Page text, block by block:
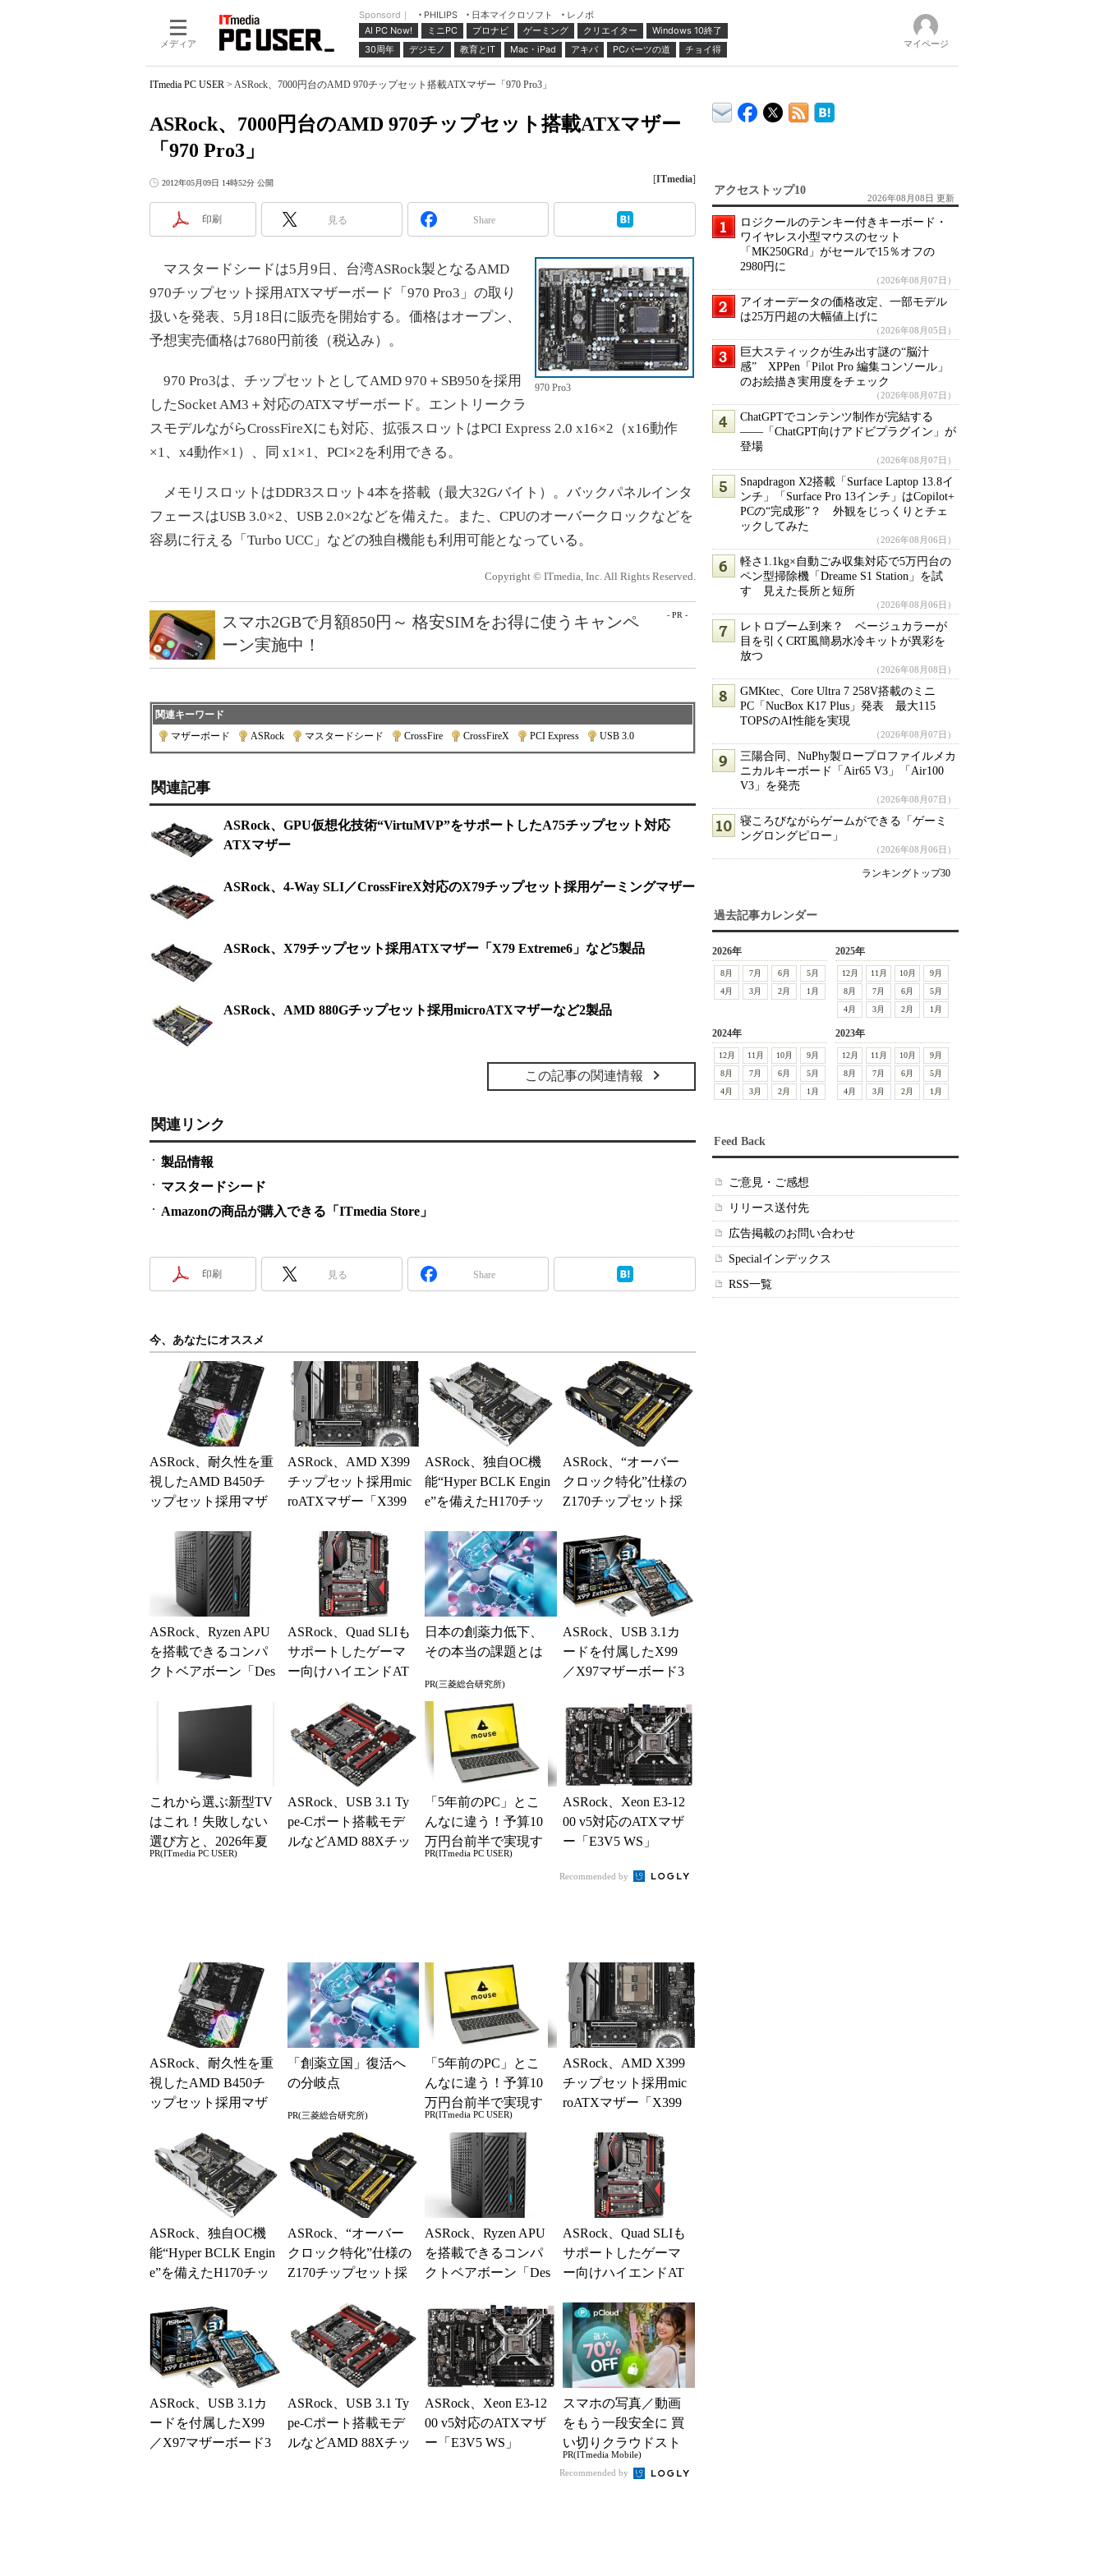
メディア
Sponsord｜ PHILIPS 日本マイクロソフト
レノボ
AI PC Now!
ミニPC プロナビ ゲーミング クリエイター
Windows 10終了
30周年
デジモノ 教育とIT Mac・iPad アキバ PCパーツの道 チョイ得 マイページ
ITmedia PC USER > ASRock、7000円台のAMD 970チップセット搭載ATXマザー「970 Pro3」
ASRock、7000円台のAMD 970チップセット搭載ATXマザー
「970 Pro3」
2012年05月09日 14時52分 公開 [ITmedia]
印刷 見る Share
970 Pro3
マスタードシードは5月9日、台湾ASRock製となるAMD
970チップセット採用ATXマザーボード「970 Pro3」の取り
扱いを発表、5月18日に販売を開始する。価格はオープン、
予想実売価格は7680円前後（税込み）。
970 Pro3は、チップセットとしてAMD 970＋SB950を採用
したSocket AM3＋対応のATXマザーボード。エントリークラ
スモデルながらCrossFireXにも対応、拡張スロットはPCI Express 2.0 x16×2（x16動作
×1、x4動作×1）、同 x1×1、PCI×2を利用できる。
メモリスロットはDDR3スロット4本を搭載（最大32Gバイト）。バックパネルインタ
フェースはUSB 3.0×2、USB 2.0×2などを備えた。また、CPUのオーバークロックなどを
容易に行える「Turbo UCC」などの独自機能も利用可能となっている。
Copyright © ITmedia, Inc. All Rights Reserved.
- PR -
スマホ2GBで月額850円～ 格安SIMをお得に使うキャンペ
ーン実施中！
関連キーワード
マザーボード
ASRock マスタードシード CrossFire CrossFireX PCI Express USB 3.0
関連記事
ASRock、GPU仮想化技術“VirtuMVP”をサポートしたA75チップセット対応
ATXマザー
ASRock、4-Way SLI／CrossFireX対応のX79チップセット採用ゲーミングマザー
ASRock、X79チップセット採用ATXマザー「X79 Extreme6」など5製品
ASRock、AMD 880Gチップセット採用microATXマザーなど2製品
この記事の関連情報
関連リンク
製品情報
マスタードシード
Amazonの商品が購入できる「ITmedia Store」
印刷 見る Share
今、あなたにオススメ
ASRock、耐久性を重
視したAMD B450チ
ップセット採用マザ
ASRock、AMD X399
チップセット採用mic
roATXマザー「X399
ASRock、独自OC機
能“Hyper BCLK Engin
e”を備えたH170チッ
ASRock、“オーバー
クロック特化”仕様の
Z170チップセット採
170...
ASRock、Ryzen APU
を搭載できるコンパ
クトベアボーン「Des
ASRock、Quad SLIも
サポートしたゲーマ
ー向けハイエンドAT
日本の創薬力低下、
その本当の課題とは
PR(三菱総合研究所)
ASRock、USB 3.1カ
ードを付属したX99
／X97マザーボード3
これから選ぶ新型TV
はこれ！失敗しない
選び方と、2026年夏
の一押しモデル
PR(ITmedia PC USER)
ASRock、USB 3.1 Ty
pe-Cポート搭載モデ
ルなどAMD 88Xチッ
「5年前のPC」とこ
んなに違う！予算10
万円台前半で実現す
る快適PCライフ
PR(ITmedia PC USER)
ASRock、Xeon E3-12
00 v5対応のATXマザ
ー「E3V5 WS」
Recommended by
ASRock、耐久性を重
視したAMD B450チ
ップセット採用マザ
「創薬立国」復活へ
の分岐点
PR(三菱総合研究所)
「5年前のPC」とこ
んなに違う！予算10
万円台前半で実現す
る快適PCライフ
PR(ITmedia PC USER)
ASRock、AMD X399
チップセット採用mic
roATXマザー「X399
ASRock、独自OC機
能“Hyper BCLK Engin
e”を備えたH170チッ
ASRock、“オーバー
クロック特化”仕様の
Z170チップセット採
ASRock、Ryzen APU
を搭載できるコンパ
クトベアボーン「Des
ASRock、Quad SLIも
サポートしたゲーマ
ー向けハイエンドAT
ASRock、USB 3.1カ
ードを付属したX99
／X97マザーボード3
ASRock、USB 3.1 Ty
pe-Cポート搭載モデ
ルなどAMD 88Xチッ
ASRock、Xeon E3-12
00 v5対応のATXマザ
ー「E3V5 WS」
スマホの写真／動画
をもう一段安全に 買
い切りクラウドスト
レージ
PR(ITmedia Mobile)
Recommended by
アクセストップ10
2026年08月08日 更新
ロジクールのテンキー付きキーボード・
ワイヤレス小型マウスのセット
「MK250GRd」がセールで15％オフの
2980円に
（2026年08月07日）
アイオーデータの価格改定、一部モデル
は25万円超の大幅値上げに
（2026年08月05日）
巨大スティックが生み出す謎の“脳汁
感” XPPen「Pilot Pro 編集コンソール」
のお絵描き実用度をチェック
（2026年08月07日）
ChatGPTでコンテンツ制作が完結する
――「ChatGPT向けアドビプラグイン」が
登場
（2026年08月07日）
Snapdragon X2搭載「Surface Laptop 13.8イ
ンチ」「Surface Pro 13インチ」はCopilot+
PCの“完成形”？ 外観をじっくりとチェ
ックしてみた
（2026年08月06日）
軽さ1.1kg×自動ごみ収集対応で5万円台の
ペン型掃除機「Dreame S1 Station」を試
す 見えた長所と短所
（2026年08月06日）
レトロブーム到来？ ベージュカラーが
目を引くCRT風簡易水冷キットが異彩を
放つ
（2026年08月08日）
GMKtec、Core Ultra 7 258V搭載のミニ
PC「NucBox K17 Plus」発表 最大115
TOPSのAI性能を実現
（2026年08月07日）
三陽合同、NuPhy製ロープロファイルメカ
ニカルキーボード「Air65 V3」「Air100
V3」を発売
（2026年08月07日）
寝ころびながらゲームができる「ゲーミ
ングロングピロー」
（2026年08月06日）
ランキングトップ30
過去記事カレンダー
2026年
8月 7月 6月
5月
4月
3月 2月 1月
2025年
12月 11月 10月
9月
8月
7月 6月
5月
4月
3月 2月 1月
2024年
12月 11月 10月
9月
8月
7月 6月
5月
4月
3月 2月 1月
2023年
12月 11月 10月
9月
8月
7月 6月
5月
4月
3月 2月 1月
Feed Back
ご意見・ご感想
リリース送付先
広告掲載のお問い合わせ
Specialインデックス
RSS一覧